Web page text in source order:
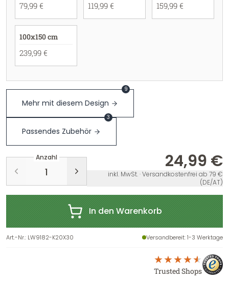
79,99 € 119,99 € 159,99 €
100x150 cm
239,99 €
Mehr mit diesem Design
9
Passendes Zubehör
3
Anzahl 24,99 €
inkl. MwSt. · Versandkostenfrei ab 79 €
(DE/AT)
In den Warenkorb
Art.-Nr.: LW9182-K20X30 Versandbereit: 1-3 Werktage
Trusted Shops